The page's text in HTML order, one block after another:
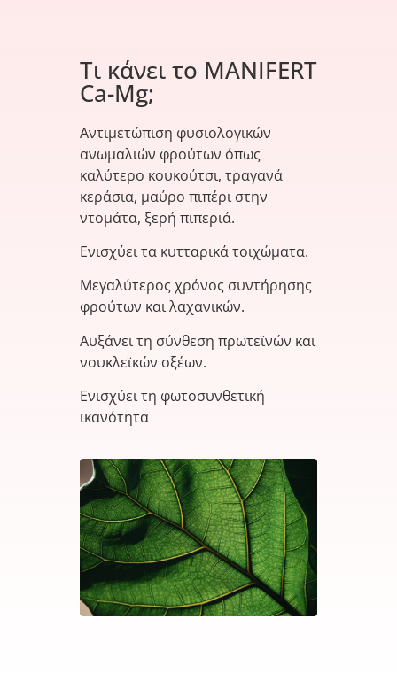
Τι κάνει το MANIFERT
Ca-Mg;
Αντιμετώπιση φυσιολογικών
ανωμαλιών φρούτων όπως
καλύτερο κουκούτσι, τραγανά
κεράσια, μαύρο πιπέρι στην
ντομάτα, ξερή πιπεριά.
Ενισχύει τα κυτταρικά τοιχώματα.
Μεγαλύτερος χρόνος συντήρησης
φρούτων και λαχανικών.
Αυξάνει τη σύνθεση πρωτεϊνών και
νουκλεϊκών οξέων.
Ενισχύει τη φωτοσυνθετική
ικανότητα